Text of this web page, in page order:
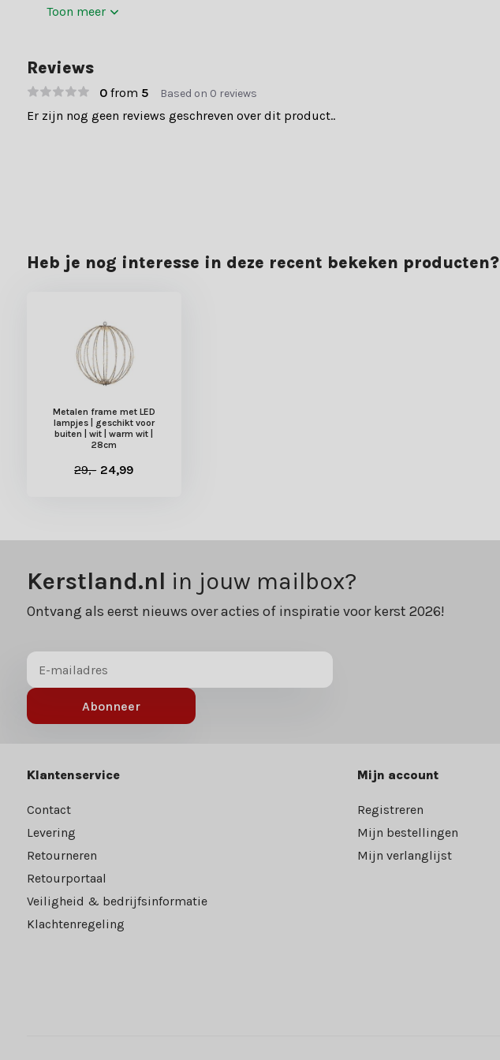
Toon meer
Reviews
0from 5 Based on 0 reviews
Er zijn nog geen reviews geschreven over dit product..
Heb je nog interesse in deze recent bekeken producten?
Metalen frame met LED
lampjes | geschikt voor
buiten | wit | warm wit |
28cm
29,- 24,99
Kerstland.nl in jouw mailbox?
Ontvang als eerst nieuws over acties of inspiratie voor kerst 2026!
Abonneer
Klantenservice
Contact
Levering
Retourneren
Retourportaal
Veiligheid & bedrijfsinformatie
Klachtenregeling
Mijn account
Registreren
Mijn bestellingen
Mijn verlanglijst